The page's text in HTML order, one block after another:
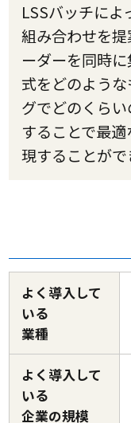
LSSバッチに
組み合わせを
ーダーを同時
式をどのよう
グでどのくら
することで最
現することがで
よく導入して
いる
業種
よく導入して
いる
企業の規模